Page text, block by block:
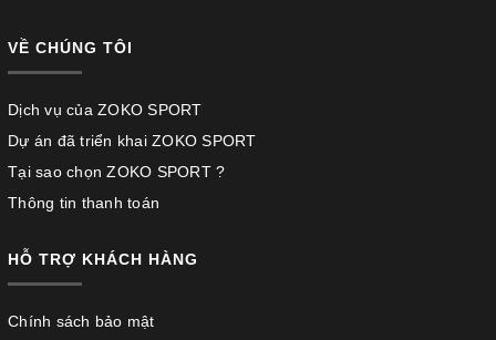
VỀ CHÚNG TÔI
Dịch vụ của ZOKO SPORT
Dự án đã triển khai ZOKO SPORT
Tại sao chọn ZOKO SPORT ?
Thông tin thanh toán
HỖ TRỢ KHÁCH HÀNG
Chính sách bảo mật